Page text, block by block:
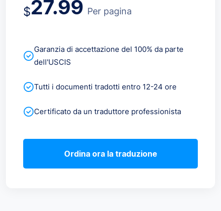
$27.99 Per pagina
Garanzia di accettazione del 100% da parte
dell'USCIS
Tutti i documenti tradotti entro 12-24 ore
Certificato da un traduttore professionista
Ordina ora la traduzione